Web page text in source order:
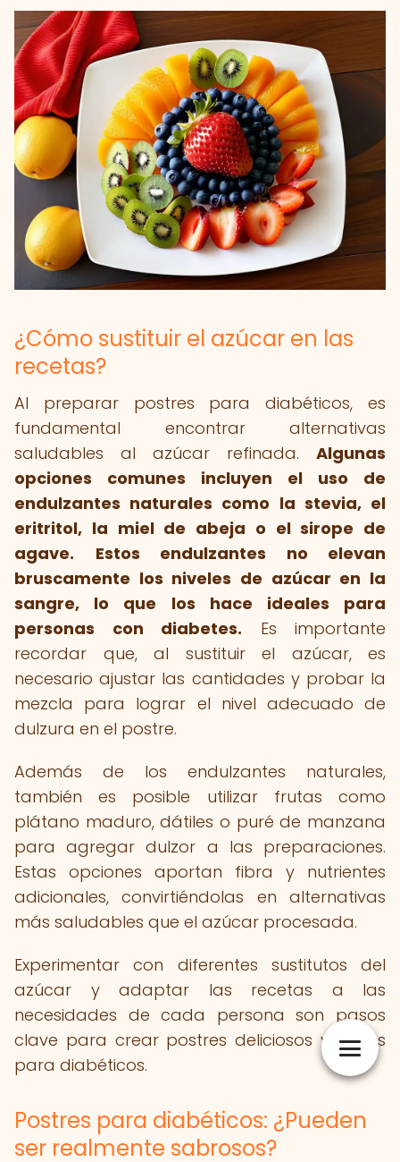
¿Cómo sustituir el azúcar en las
recetas?
Al preparar postres para diabéticos, es
fundamental encontrar alternativas
saludables al azúcar refinada. Algunas
opciones comunes incluyen el uso de
endulzantes naturales como la stevia, el
eritritol, la miel de abeja o el sirope de
agave.
Estos endulzantes no elevan
bruscamente los niveles de azúcar en la
sangre, lo que los hace ideales para
personas con diabetes. Es importante
recordar que, al sustituir el azúcar, es
necesario ajustar las cantidades y probar la
mezcla para lograr el nivel adecuado de
dulzura en el postre.
Además de los endulzantes naturales,
también es posible utilizar frutas como
plátano maduro, dátiles o puré de manzana
para agregar dulzor a las preparaciones.
Estas opciones aportan fibra y nutrientes
adicionales, convirtiéndolas en alternativas
más saludables que el azúcar procesada.
Experimentar con diferentes sustitutos del
azúcar y adaptar las recetas a las
necesidades de cada persona son pasos
clave para crear postres deliciosos y aptos
para diabéticos.
Postres para diabéticos: ¿Pueden
ser realmente sabrosos?